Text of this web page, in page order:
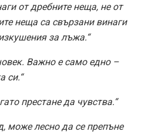
от дребните неща, не от
неща са свързани винаги
за лъжа.“
Важно е само едно –
си.“
престане да чувства.“
може лесно да се препъне